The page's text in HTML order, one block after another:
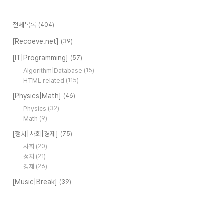
전체목록 (404)
[Recoeve.net] (39)
[IT|Programming] (57)
Algorithm|Database (15)
HTML related (115)
[Physics|Math] (46)
Physics (32)
Math (9)
[정치|사회|경제] (75)
사회 (20)
정치 (21)
경제 (26)
[Music|Break] (39)